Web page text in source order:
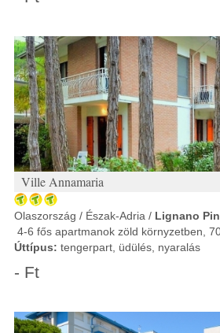
Ville Annamaria
Olaszország / Észak-Adria / Lignano
4-6 fős apartmanok zöld környzetben,
Úttípus: tengerpart, üdülés, nyaralás
- Ft